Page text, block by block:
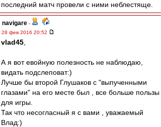
последний матч провели с ними неблестяще.
navigare -
28 фев 2016 20:52
vlad45
А я вот евойную полезность не наблюдаю,
видать подслеповат:)
Лучше бы второй Глушаков с "выпученными
глазами" на его месте был , все больше пользы
для игры.
Так что несогласный я с вами , уважаемый
Влад:)